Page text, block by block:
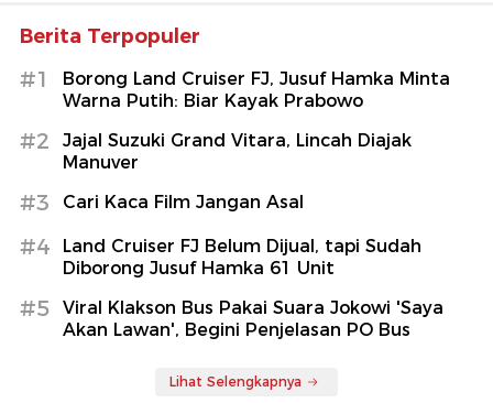
Berita Terpopuler
#1
Borong Land Cruiser FJ, Jusuf Hamka Minta
Warna Putih: Biar Kayak Prabowo
#2
Jajal Suzuki Grand Vitara, Lincah Diajak
Manuver
#3 Cari Kaca Film Jangan Asal
#4
Land Cruiser FJ Belum Dijual, tapi Sudah
Diborong Jusuf Hamka 61 Unit
#5
Viral Klakson Bus Pakai Suara Jokowi 'Saya
Akan Lawan', Begini Penjelasan PO Bus
Lihat Selengkapnya